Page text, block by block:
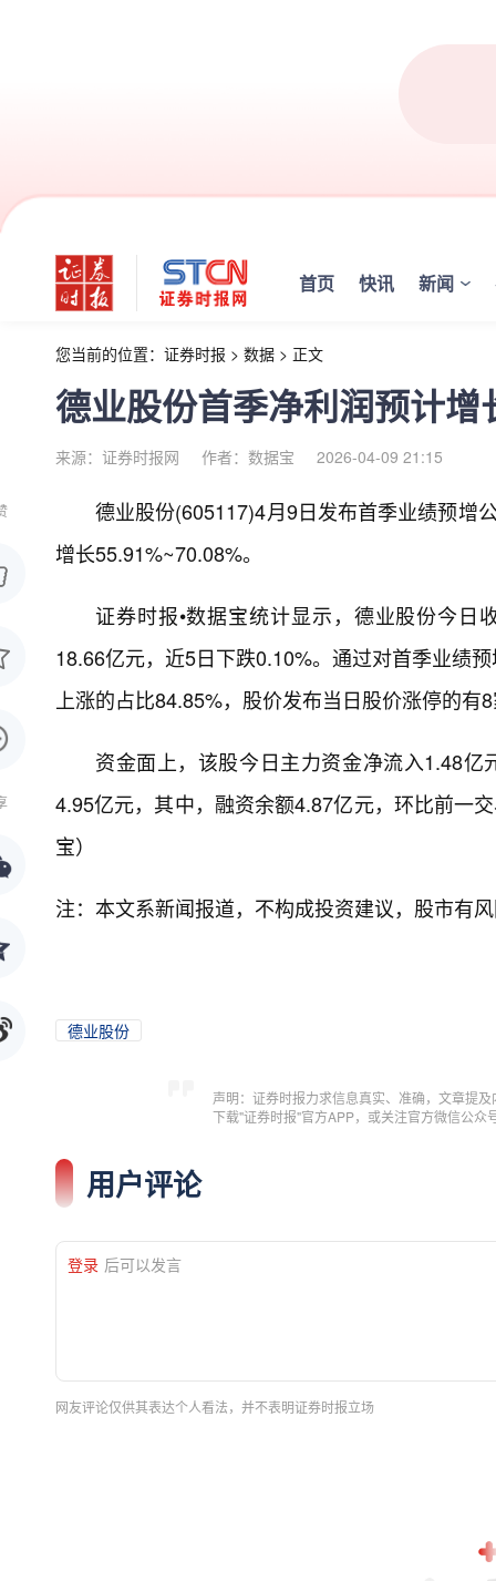
首页 快讯 新闻
您当前的位置： 证券时报 > 数据 > 正文
德业股份首季净利润预计
来源：证券时报网 作者：数据宝 2026-04-09 21:15
德业股份(605117)4月9日发布首季业绩预增
增长55.91%~70.08%。
证券时报•数据宝统计显示，德业股份今日
18.66亿元，近5日下跌0.10%。通过对首季业绩
上涨的占比84.85%，股价发布当日股价涨停的
资金面上，该股今日主力资金净流入1.48
4.95亿元，其中，融资余额4.87亿元，环比前一
宝）
注：本文系新闻报道，不构成投资建议，股市有
德业股份
声明：证券时报力求信息真实、准确，文章提
下载"证券时报"官方APP，或关注官方微信公
用户评论
登录 后可以发言
网友评论仅供其表达个人看法，并不表明证券时报立场